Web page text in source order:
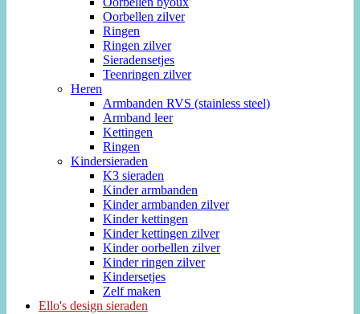
Oorbellen zilver
Ringen
Ringen zilver
Sieradensetjes
Teenringen zilver
Heren
Armbanden RVS (stainless steel)
Armband leer
Kettingen
Ringen
Kindersieraden
K3 sieraden
Kinder armbanden
Kinder armbanden zilver
Kinder kettingen
Kinder kettingen zilver
Kinder oorbellen zilver
Kinder ringen zilver
Kindersetjes
Zelf maken
Ello's design sieraden